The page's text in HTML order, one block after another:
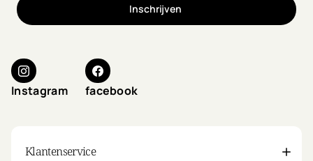
Inschrijven
Instagram facebook
Klantenservice